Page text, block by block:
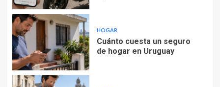
HOGAR
Cuánto cuesta un seguro
de hogar en Uruguay